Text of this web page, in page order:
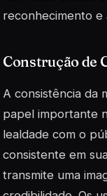
reconhecimento e
Construção de
A consistência da
papel importante
lealdade com o
consistente em
transmite uma